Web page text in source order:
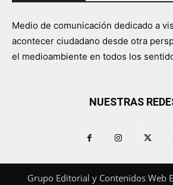
Medio de comunicación dedicado a
acontecer ciudadano desde otra
el medioambiente en todos los
NUESTRAS
Grupo Editorial y Contenidos Web